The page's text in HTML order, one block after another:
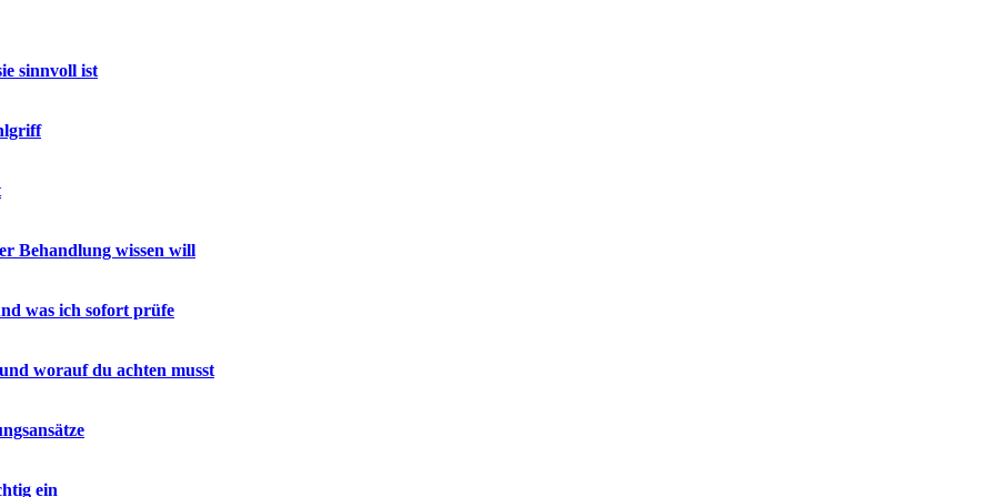
sinnvoll ist
Behandlung wissen will
was ich sofort prüfe
worauf du achten musst
ein